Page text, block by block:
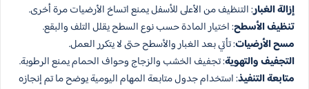
إزالة الغبار: التنظيف من الأعلى للأسفل يمنع اتساخ الأرضيات مرة أخرى.
تنظيف الأسطح: اختيار المادة حسب نوع السطح يقلل التلف والبقع.
مسح الأرضيات: تأتي بعد الغبار والأسطح حتى لا يتكرر العمل.
التجفيف والتهوية: تجفيف الخشب والزجاج وحواف الحمام يمنع الرطوبة.
متابعة التنفيذ: استخدام جدول متابعة المهام اليومية يوضح ما تم إنجازه